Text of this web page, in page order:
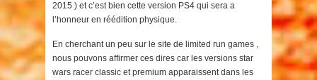
2015 ) et c’est bien cette version PS4 qui sera a
l’honneur en réédition physique.
En cherchant un peu sur le site de limited run games ,
nous pouvons affirmer ces dires car les versions star
wars racer classic et premium apparaissent dans les